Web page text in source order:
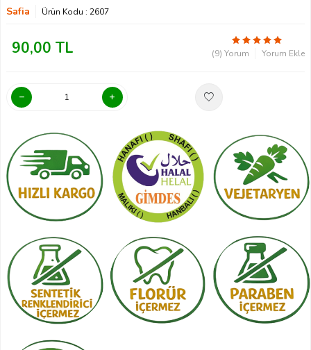
Safia Ürün Kodu : 2607
90,00 TL (9) Yorum Yorum Ekle